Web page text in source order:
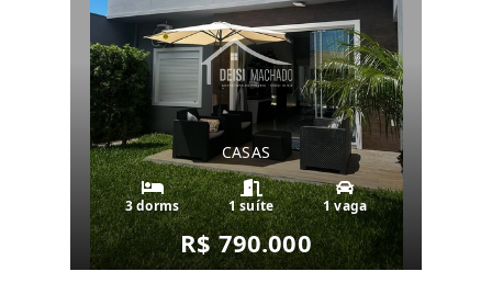
CASAS
3 dorms 1 suíte 1 vaga
R$ 790.000